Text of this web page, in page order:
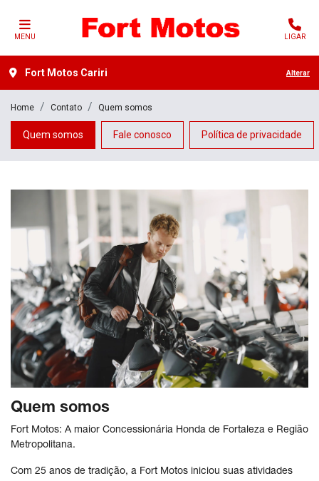
MENU LIGAR
Fort Motos Cariri Alterar
Home Contato Quem somos
Quem somos Fale conosco Política de privacidade
Quem somos
Fort Motos: A maior Concessionária Honda de Fortaleza e Região
Metropolitana.
Com 25 anos de tradição, a Fort Motos iniciou suas atividades